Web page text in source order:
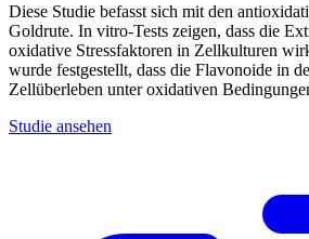
Diese Studie befasst sich mit den
Goldrute. In vitro-Tests zeigen, dass die
oxidative Stressfaktoren in Zellkulturen
wurde festgestellt, dass die Flavonoide in
Zellüberleben unter oxidativen
Studie ansehen